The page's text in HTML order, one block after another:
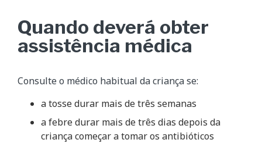
Quando deverá obter
assistência médica
Consulte o médico habitual da criança se:
a tosse durar mais de três semanas
a febre durar mais de três dias depois da
criança começar a tomar os antibióticos